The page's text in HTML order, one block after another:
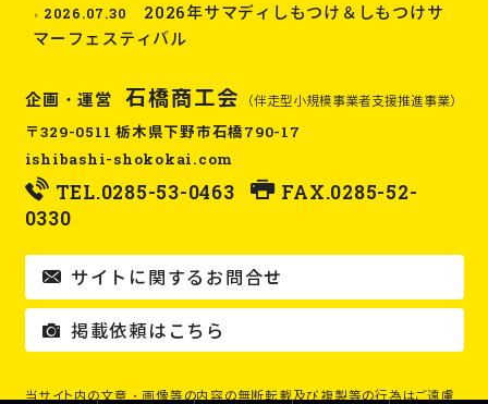
2026.07.30
2026年サマディしもつけ＆しもつけサ
マーフェスティバル
企画・運営 石橋商工会 （伴走型小規模事業者支援推進事業）
〒329-0511 栃木県下野市石橋790-17
ishibashi-shokokai.com
TEL.0285-53-0463
FAX.0285-52-
0330
サイトに関するお問合せ
掲載依頼はこちら
当サイト内の文章・画像等の内容の無断転載及び複製等の行為はご遠慮